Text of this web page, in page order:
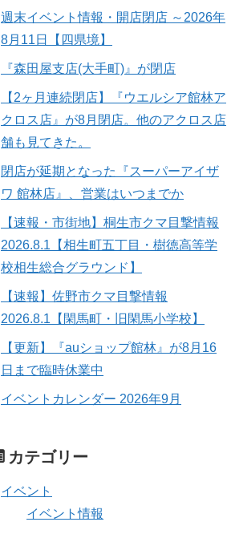
週末イベント情報・開店閉店 ～2026年
8月11日【四県境】
『森田屋支店(大手町)』が閉店
【2ヶ月連続閉店】『ウエルシア館林ア
クロス店』が8月閉店。他のアクロス店
舗も見てきた。
閉店が延期となった『スーパーアイザ
ワ 館林店』、営業はいつまでか
【速報・市街地】桐生市クマ目撃情報
2026.8.1【相生町五丁目・樹徳高等学
校相生総合グラウンド】
【速報】佐野市クマ目撃情報
2026.8.1【閑馬町・旧閑馬小学校】
【更新】『auショップ館林』が8月16
日まで臨時休業中
イベントカレンダー 2026年9月
カテゴリー
イベント
イベント情報